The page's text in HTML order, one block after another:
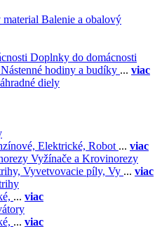
Balenie a obalový
Doplnky do domácnosti
Nástenné hodiny a budíky ... viac
diely
Elektrické, Robot ... viac
Vyžínače a Krovinorezy
Vyvetvovacie píly, Vy ... viac
... viac
... viac